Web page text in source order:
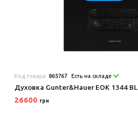
Код товара:865767 Есть на складе
Духовка Gunter&Hauer EOK 1344 BL
26600 грн